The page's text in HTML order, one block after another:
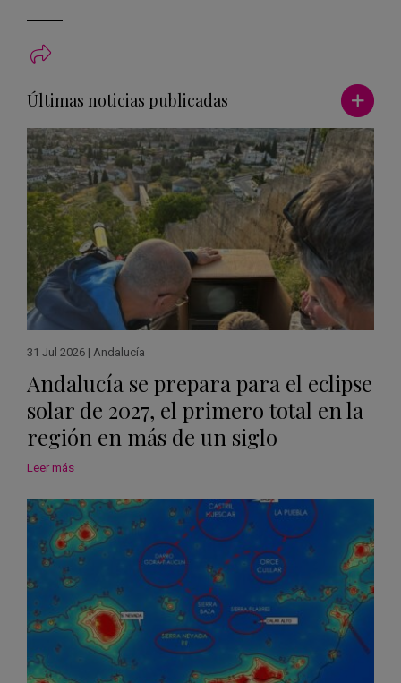
Últimas noticias publicadas Ver más
31 Jul 2026 | Andalucía
Andalucía se prepara para el eclipse
solar de 2027, el primero total en la
región en más de un siglo
Leer más